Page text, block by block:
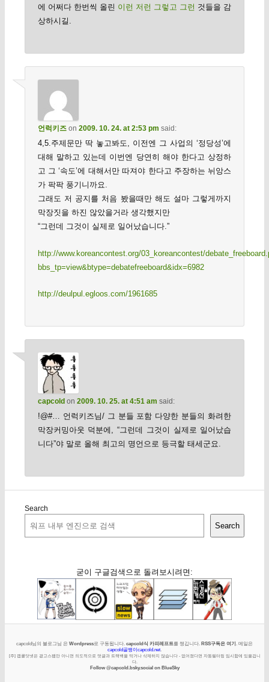
에 어쩌다 한번씩 올린 이런 저런 그렇고 그런 것들을 감
상하시길.
언럭키즈on 2009. 10. 24. at 2:53 pm said:
4,5.주제문만 딱 놓고봐도, 이전엔 그 사업의 ‘정당성’에
대해 말하고 있는데 이번엔 당연히 해야 한다고 상정하
고 그 ‘속도’에 대해서만 따져야 한다고 주장하는 뉘앙스
가 팍팍 풍기니까요.
그래도 저 공지를 처음 봤을때만 해도 설마 그렇게까지
막장짓을 하진 않았을거라 생각했지만
“그런데 그것이 실제로 일어났습니다.”
http://www.koreancontest.org/03_koreancontest/
bbs_tp=view&btype=debatefreeboard&idx=6982
http://deulpul.egloos.com/1961685
capcold on 2009. 10. 25. at 4:51 am said:
!@#… 언럭키즈님/ 그 분들 포함 다양한 분들의 화려한
막장커밍아웃 덕분에, “그런데 그것이 실제로 일어났습
니다”야 말로 올해 최고의 명언으로 등극할 태세군요.
Search
Search
굳이 구글검색으로 돌려보시려면:
capcold님의 블로그님 은 Wordpress로 구동됩니다. capcold식 카피레프트를 챙깁니다. RSS구독은 여기 . 메일은
capcold골뱅이capcold.net
[주] 캡콜닷넷은 광고스팸만 아니면 의도적으로 덧글과 트랙백을 막거나 삭제하지 않습니다 - 없어졌다면 자동필터링 임시함에 있을겁니
다.
Follow @capcold.bsky.social on BlueSky